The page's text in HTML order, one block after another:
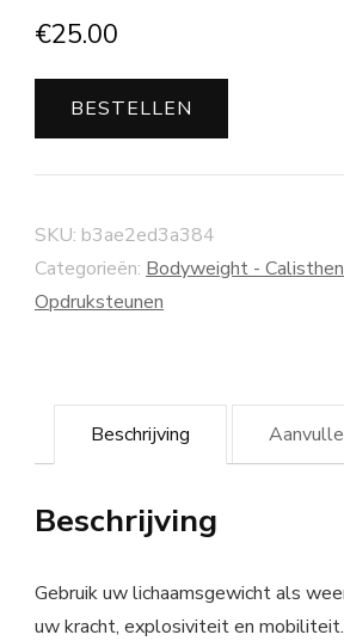
€25.00
BESTELLEN
SKU: b3ae2ed3a384
Categorieën: Bodyweight -
Opdruksteunen
Beschrijving
Beschrijving
Gebruik uw lichaamsgewicht als
uw kracht, explosiviteit en